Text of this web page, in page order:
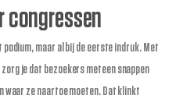
congressen
maar al bij de eerste indruk. Met
je dat bezoekers meteen snappen
ze naartoe moeten. Dat klinkt